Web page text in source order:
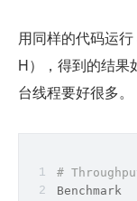
用同样的代码运
H），得到的结果
台线程要好很多。
#